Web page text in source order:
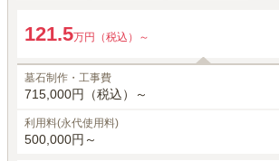
121.5万円（税込）～
墓石制作・工事費
715,000円（税込）～
利用料(永代使用料)
500,000円～